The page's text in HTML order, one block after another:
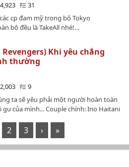
vô tình gặp Hakkai Shiba. Anh ta là một
một show thời trang. Anh ta cũng có
ước mơ giống như cậu. Hai người họ
tui nhaaa…
4,923
31
cp đam mỹ trong bộ Tokyo
bộ đều là TakeAll nhé!…
Khi yêu chẳng
thường
2,003
9
ta sẽ yêu phải một người hoàn toàn
của mình... Couple chính: Ino Haitani
x IzanaKoko x InuiTakemichi x
MikeyHakkai x MitsuyaHanma x
2 3 › »